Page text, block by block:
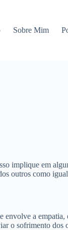
Sobre Mim
implique em
outros como
a
o sofrimento dos